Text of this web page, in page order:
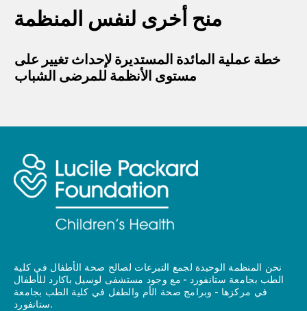
منح أخرى لنفس المنظمة
خطة عملية المائدة المستديرة لإحداث تغيير على
مستوى الأنظمة للمرضى الشباب
نحن المنظمة الوحيدة لجمع التبرعات لصالح صحة الأطفال في كلية
الطب بجامعة ستانفورد - مع وجود مستشفى لوسيل باكارد للأطفال
في مركزها - وبرامج صحة الأم والطفل في كلية الطب بجامعة
ستانفورد.